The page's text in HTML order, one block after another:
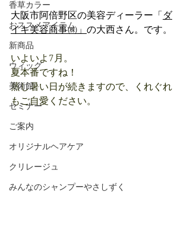
香草カラー
おススメアイテム
新商品
ウィッグ
美術館
セミナー
ご案内
オリジナルヘアケア
クリレージュ
みんなのシャンプーやさしずく
大阪市阿倍野区の美容ディーラー「 ダ
イキ美容商事㈱」の大西さん。です。
いよいよ7月。
夏本番ですね！
蒸し暑い日が続きますので、くれぐれ
もご自愛ください。